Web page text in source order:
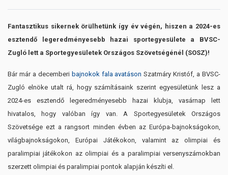
Fantasztikus sikernek örülhetünk így év végén, hiszen a 2024-es
esztendő legeredményesebb hazai sportegyesülete a BVSC-
Zugló lett a Sportegyesületek Országos Szövetségénél (SOSZ)!
Bár már a decemberi bajnokok fala avatáson Szatmáry Kristóf, a BVSC-
Zugló elnöke utalt rá, hogy számításaink szerint egyesületünk lesz a
2024-es esztendő legeredményesebb hazai klubja, vasárnap lett
hivatalos, hogy valóban így van. A Sportegyesületek Országos
Szövetsége ezt a rangsort minden évben az Európa-bajnokságokon,
világbajnokságokon, Európai Játékokon, valamint az olimpiai és
paralimpiai játékokon az olimpiai és a paralimpiai versenyszámokban
szerzett olimpiai és paralimpiai pontok alapján készíti el.